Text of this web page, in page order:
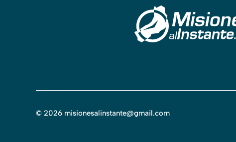
© 2026 misionesalinstante@gmail.com